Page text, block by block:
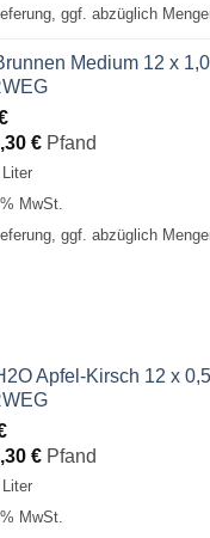
ggf. abzüglich
Medium 12 x
€ Pfand
Liter
MwSt.
ggf. abzüglich
Apfel-Kirsch 12 x
€ Pfand
Liter
MwSt.